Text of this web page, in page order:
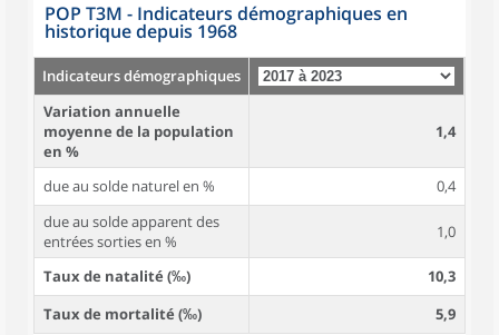
POP T3M - Indicateurs démographiques en
historique depuis 1968
Indicateurs démographiques
Variation annuelle
moyenne de la population
en %
1,4
due au solde naturel en %
0,4
due au solde apparent des
entrées sorties en %
1,0
Taux de natalité (‰)
10,3
Taux de mortalité (‰)
5,9